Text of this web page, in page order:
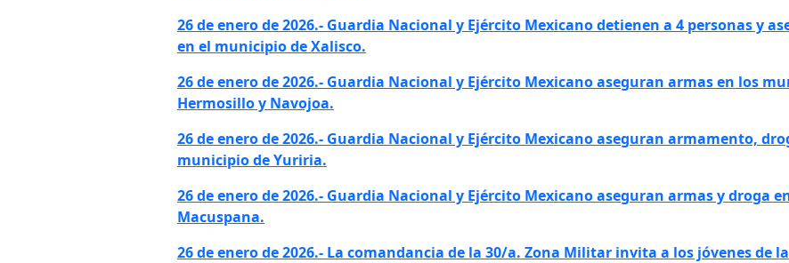
26 de enero de 2026.- Guardia Nacional y Ejército Mexicano detienen a 4 personas y
en el municipio de Xalisco.
26 de enero de 2026.- Guardia Nacional y Ejército Mexicano aseguran armas en los
Hermosillo y Navojoa.
26 de enero de 2026.- Guardia Nacional y Ejército Mexicano aseguran armamento,
municipio de Yuriria.
26 de enero de 2026.- Guardia Nacional y Ejército Mexicano aseguran armas y droga
Macuspana.
26 de enero de 2026.- La comandancia de la 30/a. Zona Militar invita a los jóvenes de la